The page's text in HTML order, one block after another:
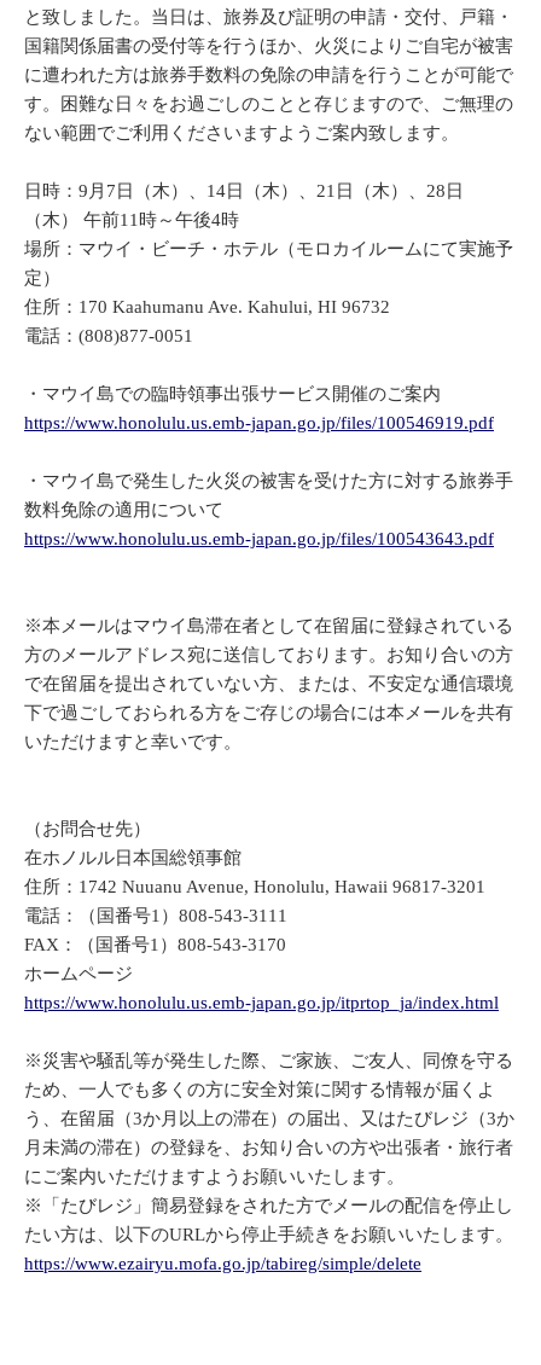
と致しました。当日は、旅券及び証明の申請・交付、戸籍・
国籍関係届書の受付等を行うほか、火災によりご自宅が被害
に遭われた方は旅券手数料の免除の申請を行うことが可能で
す。困難な日々をお過ごしのことと存じますので、ご無理の
ない範囲でご利用くださいますようご案内致します。
日時：9月7日（木）、14日（木）、21日（木）、28日
（木） 午前11時～午後4時
場所：マウイ・ビーチ・ホテル（モロカイルームにて実施予
定）
住所：170 Kaahumanu Ave. Kahului, HI 96732
電話：(808)877-0051
・マウイ島での臨時領事出張サービス開催のご案内
https://www.honolulu.us.emb-japan.go.jp/files/100546919.pdf
・マウイ島で発生した火災の被害を受けた方に対する旅券手
数料免除の適用について
https://www.honolulu.us.emb-japan.go.jp/files/100543643.pdf
※本メールはマウイ島滞在者として在留届に登録されている
方のメールアドレス宛に送信しております。お知り合いの方
で在留届を提出されていない方、または、不安定な通信環境
下で過ごしておられる方をご存じの場合には本メールを共有
いただけますと幸いです。
（お問合せ先）
在ホノルル日本国総領事館
住所：1742 Nuuanu Avenue, Honolulu, Hawaii 96817-3201
電話：（国番号1）808-543-3111
FAX：（国番号1）808-543-3170
ホームページ
https://www.honolulu.us.emb-japan.go.jp/itprtop_ja/index.html
※災害や騒乱等が発生した際、ご家族、ご友人、同僚を守る
ため、一人でも多くの方に安全対策に関する情報が届くよ
う、在留届（3か月以上の滞在）の届出、又はたびレジ（3か
月未満の滞在）の登録を、お知り合いの方や出張者・旅行者
にご案内いただけますようお願いいたします。
※「たびレジ」簡易登録をされた方でメールの配信を停止し
たい方は、以下のURLから停止手続きをお願いいたします。
https://www.ezairyu.mofa.go.jp/tabireg/simple/delete